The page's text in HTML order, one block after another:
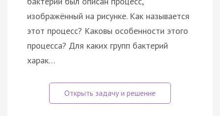
изображённый на рисунке. Как называется
этот процесс? Каковы особенности этого
процесса? Для каких групп бактерий
харак…